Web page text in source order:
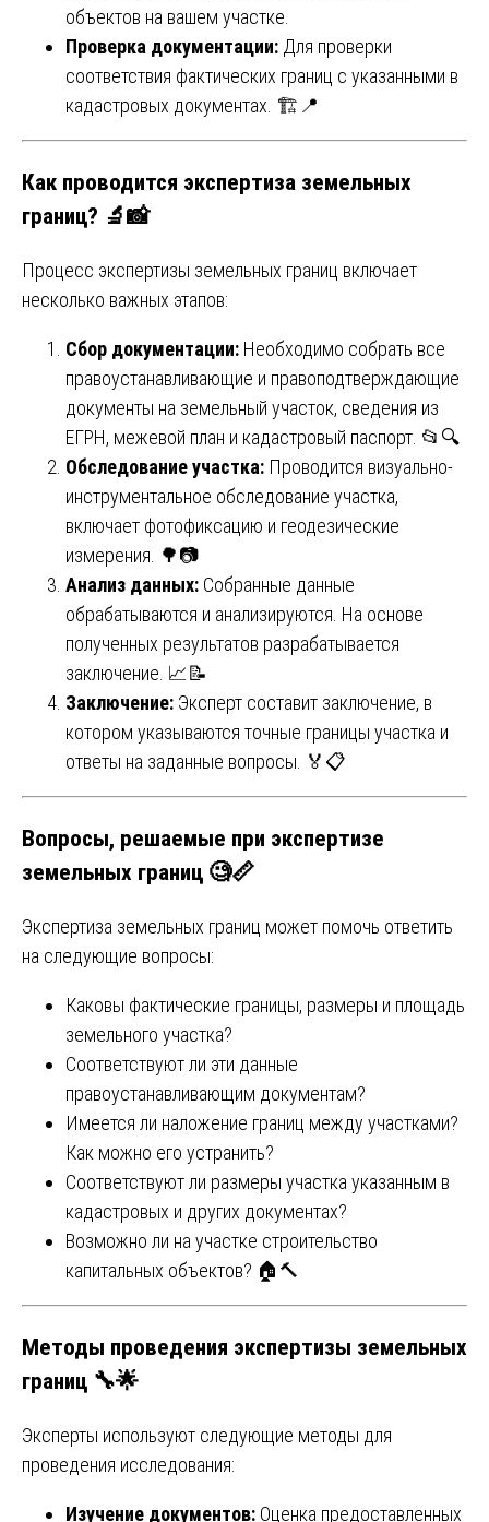
объектов на вашем участке.
Проверка документации: Для проверки
соответствия фактических границ с указанными в
кадастровых документах. 🏗️📍
Как проводится экспертиза земельных
границ? 🔬📸
Процесс экспертизы земельных границ включает
несколько важных этапов:
Сбор документации: Необходимо собрать все
правоустанавливающие и правоподтверждающие
документы на земельный участок, сведения из
ЕГРН, межевой план и кадастровый паспорт. 📂🔍
Обследование участка: Проводится визуально-
инструментальное обследование участка,
включает фотофиксацию и геодезические
измерения. 🌳📷
Анализ данных: Собранные данные
обрабатываются и анализируются. На основе
полученных результатов разрабатывается
заключение. 📈📝
Заключение: Эксперт составит заключение, в
котором указываются точные границы участка и
ответы на заданные вопросы. 🏅📋
Вопросы, решаемые при экспертизе
земельных границ 🧐📏
Экспертиза земельных границ может помочь ответить
на следующие вопросы:
Каковы фактические границы, размеры и площадь
земельного участка?
Соответствуют ли эти данные
правоустанавливающим документам?
Имеется ли наложение границ между участками?
Как можно его устранить?
Соответствуют ли размеры участка указанным в
кадастровых и других документах?
Возможно ли на участке строительство
капитальных объектов? 🏠🔨
Методы проведения экспертизы земельных
границ 🔧🌟
Эксперты используют следующие методы для
проведения исследования:
Изучение документов: Оценка предоставленных